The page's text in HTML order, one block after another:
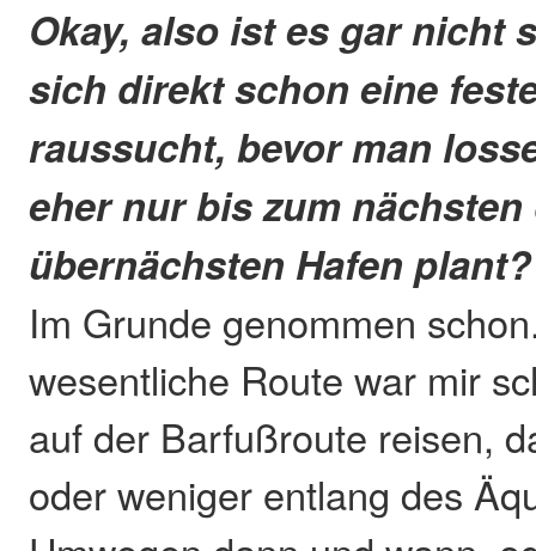
Okay, also ist es gar nicht
sich direkt schon eine
raussucht, bevor man
eher nur bis zum nächsten
übernächsten Hafen plant?
Im Grunde genommen
wesentliche Route war mir
auf der Barfußroute reisen,
oder weniger entlang des